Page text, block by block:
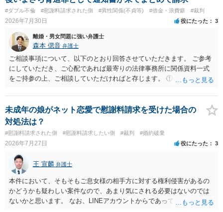
が弁護士に依頼しているケースで、５０万円以下で合意できる場合は
稀であると思います。 通常は、６０万円から８０万円程度になる
ことが多いというのが私の印象です。 ２ 質問② ご記載の内容が
減額を進めるうえでの交渉材料かと思います。 なお、ご自身が離
婚しないことは、交渉材料にはならないかと思いますので、ご注意く
ださい。 また、相手夫婦の婚姻関係が既に破綻していたことや、
相手女性が結婚しているとは知らなかったと主張することもあります
が、 ケースバイケースですので、ご自身の場合にそれらの主張が
できるかはよくお考え下さい。 ３ 質問③ 違約金を５０万円とす
る旨の交渉をすることが妥当かどうかという基準はありません。
公序良俗に反するような金額では、その条項自体が無効になり得ます
が、 ２００万円でも、５０万円でも、公序良俗に反するほど高額
とはいえないと考えますので、 結局は、妥当かどうかというより
も、ご自身が納得できるかどうかという基準でお考えいただくといい
と思います。 そのうえで、合意できるかは、相手も納得できるか
否かにかかってはきますが。 ４ 質問④ ご記載の内容からは判断
できないのですが、 清算条項を記載しないで合意することはリス
クがありますので、むしろ、原則としては、清算条項を記載するべき
であるとお考えいただくといいです。 ご質問に対する回答は以上で
すが、可能であれば、ご依頼になるかは別として、お近くの弁護士に
直接相談されて、 今後の対応についてアドバイス等を求めることを
#ダブル不倫 #慰謝料請求された側 #異性関係(不貞等) #借金・浪費癖 #裁判
2026年7月30日 役にたった 3
離婚・男女問題に強い弁護士
森本 偲音 弁護士
ご相談事項について、以下のとおり回答させていただきます。 ご参考
にしていただき、ご心配であれば最寄りの法律事務所に関係資料一式
をご持参の上、ご相談していただければと存じます。 ① このLINEの
される可能性はあるのか ⇒LINEを含む１００万円の貸付に至るまでの
やり取り等の経緯、誓約書の内容等を踏まえて、関係を清算するため
の 金銭であったと評価される可能性はあると考えます。 ② 「今後一
切関与しないなら100万円振り込む」というLINEや誓約書は、裁判上
どの程度証拠価値があるのか ⇒前後のやり取りや誓約書の具体的内容
を見ない限り、具体的な判断はできませんが、一定の証拠価値はある
と考えます。 ③ 借用書があっても、後から100万円を貸付扱いに変更
することは認められるのか。 ⇒おそらく１００万円は不当利得（受け
取る正当な権利がないのに利益を取得した）として返還請求されてい
るものかと推察しますので、 貸金返還ではないかと存じます。 ④ 私
は現在、収入も不安定で貯金もなくリボ払い借金が既に約100万あり。
今年に再婚したが主人はお金に厳しい為、一括で220万円を支払う事は
未成年の娘がネット恋愛で慰謝料請求を受けた場合の
対処法は？
#慰謝料請求された側 #慰謝料請求したい側 #裁判 #婚約破棄
2026年7月27日 役にたった 3
王 宣麟 弁護士
本件において、そもそもご息女様の相手方に対する権利侵害があるの
かどうかも疑わしい案件なので、あまり気にされる必要はないのでは
ないかと思います。 なお、LINEアカウントからであっても、そこに紐